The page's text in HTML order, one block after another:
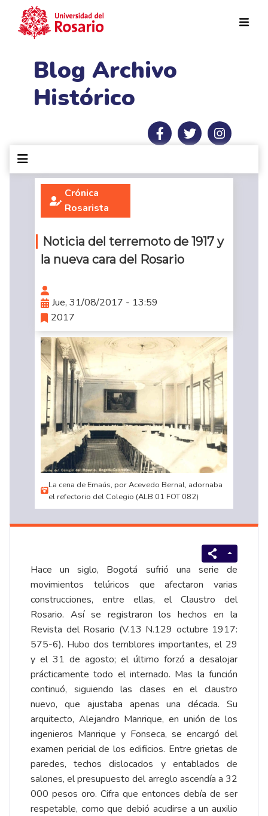
Blog Archivo
Histórico
Crónica
Rosarista
Noticia del terremoto de 1917 y
la nueva cara del Rosario
Jue, 31/08/2017 - 13:59
2017
La cena de Emaús, por Acevedo Bernal, adornaba
el refectorio del Colegio (ALB 01 FOT 082)
Hace un siglo, Bogotá sufrió una serie de
movimientos telúricos que afectaron varias
construcciones, entre ellas, el Claustro del
Rosario. Así se registraron los hechos en la
Revista del Rosario (V.13 N.129 octubre 1917:
575-6). Hubo dos temblores importantes, el 29
y el 31 de agosto; el último forzó a desalojar
prácticamente todo el internado. Mas la función
continuó, siguiendo las clases en el claustro
nuevo, que ajustaba apenas una década. Su
arquitecto, Alejandro Manrique, en unión de los
ingenieros Manrique y Fonseca, se encargó del
examen pericial de los edificios. Entre grietas de
paredes, techos dislocados y entablados de
salones, el presupuesto del arreglo ascendía a 32
000 pesos oro. Cifra que entonces debía de ser
respetable, como que debió acudirse a un auxilio